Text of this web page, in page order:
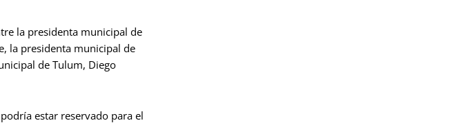
la presidenta municipal de
la presidenta municipal de
de Tulum, Diego
estar reservado para el